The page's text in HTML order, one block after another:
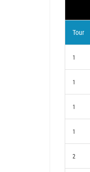
Tour
1
1
1
1
2